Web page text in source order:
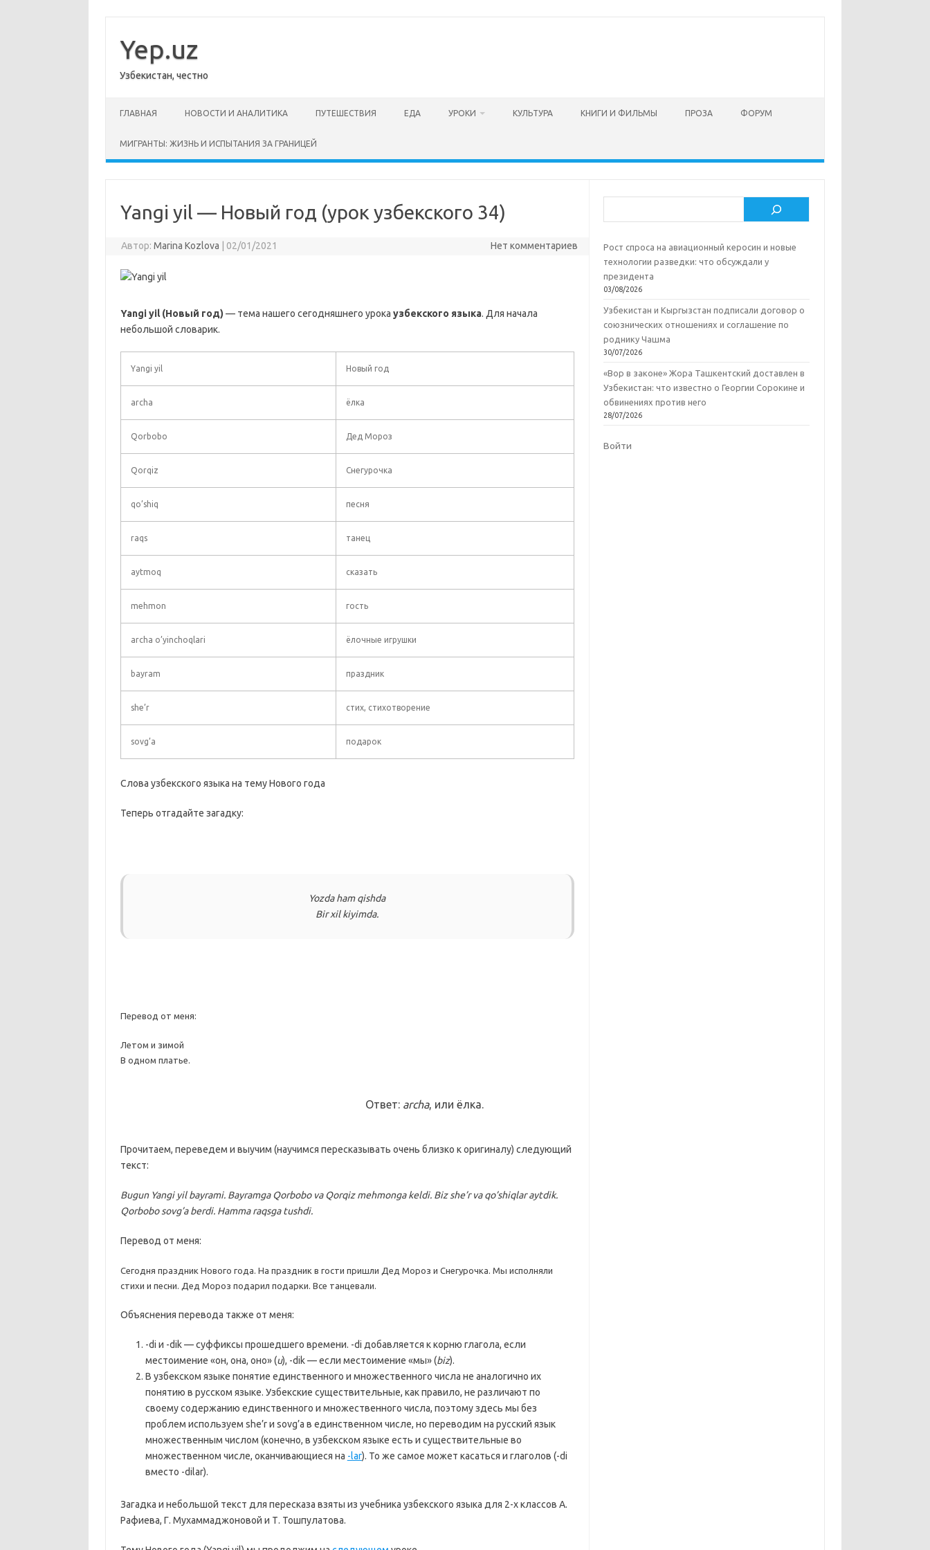
содержимому
Yep.uz
Узбекистан, честно
ГЛАВНАЯ НОВОСТИ И АНАЛИТИКА ПУТЕШЕСТВИЯ ЕДА УРОКИ КУЛЬТУРА КНИГИ И ФИЛЬМЫ ПРОЗА ФОРУМ
МИГРАНТЫ: ЖИЗНЬ И ИСПЫТАНИЯ ЗА ГРАНИЦЕЙ
Yangi yil — Новый год (урок узбекского 34)
Автор: Marina Kozlova 02/01/2021 Нет комментариев
Yangi yil (Новый год) — тема нашего сегодняшнего урока узбекского языка. Для начала
небольшой словарик.
Yangi yil Новый год
archa ёлка
Qorbobo Дед Мороз
Qorqiz Снегурочка
qo’shiq песня
raqs танец
aytmoq сказать
mehmon гость
archa o’yinchoqlari ёлочные игрушки
bayram праздник
she’r стих, стихотворение
sovg’a подарок
Слова узбекского языка на тему Нового года
Теперь отгадайте загадку:
Yozda ham qishda
Bir xil kiyimda.
Перевод от меня:
Летом и зимой
В одном платье.
Ответ: archa, или ёлка.
Прочитаем, переведем и выучим (научимся пересказывать очень близко к оригиналу) следующий
текст:
Bugun Yangi yil bayrami. Bayramga Qorbobo va Qorqiz mehmonga keldi. Biz she’r va qo’shiqlar aytdik.
Qorbobo sovg’a berdi. Hamma raqsga tushdi.
Перевод от меня:
Сегодня праздник Нового года. На праздник в гости пришли Дед Мороз и Снегурочка. Мы исполняли
стихи и песни. Дед Мороз подарил подарки. Все танцевали.
Объяснения перевода также от меня:
-di и -dik — суффиксы прошедшего времени. -di добавляется к корню глагола, если
местоимение «он, она, оно» (u), -dik — если местоимение «мы» (biz).
В узбекском языке понятие единственного и множественного числа не аналогично их
понятию в русском языке. Узбекские существительные, как правило, не различают по
своему содержанию единственного и множественного числа, поэтому здесь мы без
проблем используем she’r и sovg’a в единственном числе, но переводим на русский язык
множественным числом (конечно, в узбекском языке есть и существительные во
множественном числе, оканчивающиеся на -lar). То же самое может касаться и глаголов (-di
вместо -dilar).
Загадка и небольшой текст для пересказа взяты из учебника узбекского языка для 2-х классов А.
Рафиева, Г. Мухаммаджоновой и Т. Тошпулатова.
Рост спроса на авиационный керосин и новые
технологии разведки: что обсуждали у
президента
03/08/2026
Узбекистан и Кыргызстан подписали договор о
союзнических отношениях и соглашение по
роднику Чашма
30/07/2026
«Вор в законе» Жора Ташкентский доставлен в
Узбекистан: что известно о Георгии Сорокине и
обвинениях против него
28/07/2026
Войти